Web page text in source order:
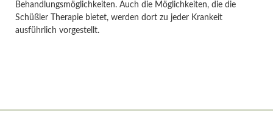
Behandlungsmöglichkeiten. Auch die Möglichkeiten, die die
Schüßler Therapie bietet, werden dort zu jeder Krankeit
ausführlich vorgestellt.